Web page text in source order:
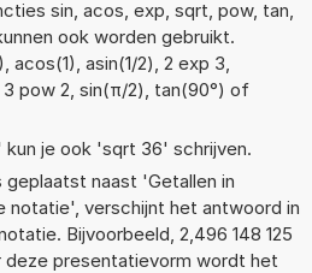
sin, acos, exp, sqrt, pow, tan,
ook worden gebruikt.
asin(1/2), 2 exp 3,
pow 2, sin(π/2), tan(90°) of
kun je ook 'sqrt 36' schrijven.
geplaatst naast 'Getallen in
notatie', verschijnt het antwoord in
Bijvoorbeeld, 2,496 148 125
deze presentatievorm wordt het